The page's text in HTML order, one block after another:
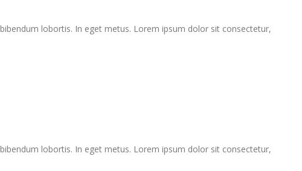
lobortis. In eget metus. Lorem ipsum dolor sit consectetur,
lobortis. In eget metus. Lorem ipsum dolor sit consectetur,